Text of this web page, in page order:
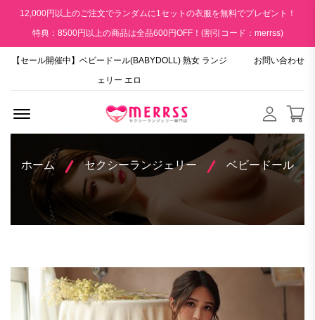
12,000円以上のご注文でランダムに1セットの衣服を無料でプレゼント！
特典：8500円以上の商品は全品600円OFF！(割引コード：merrss)
【セール開催中】ベビードール(BABYDOLL) 熟女 ランジ
ェリー エロ
お問い合わせ
ホーム セクシーランジェリー ベビードール